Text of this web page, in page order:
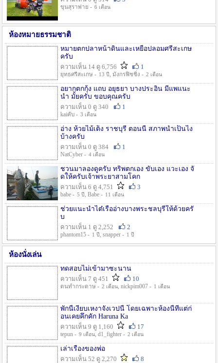
ขุนสุราพ่าย - 6 เดือน
ห้องหมายธรรมชาติ
หมายตกปลาหน้าดินและเหยื่อปลอมศรีสะเกษ
ครับ
ความเห็น 14 ดู 6,756
1
ยุทธศรีสะเกษ - 13 ปี , มังกรฟิชชิ่ง - 2 เดือน
อยากตกกุ้ง แถบ อยุธยา บางประอิน มีแพแนะ
นำ มั้ยครับ ขอบคุณครับ
ความเห็น 0 ดู 340
1
kaiคับ - 3 เดือน
อ่าง ห้วยไม้เต็ง ราชบุรี ตอนนี้ สภาพน้ำเป็นไง
บ้างครับ
ความเห็น 0 ดู 384
1
NatCyber - 4 เดือน
ชวนมาลองดูครับ ทริพตกเอง ขับเอง แวะเอง จั
ดให้ครับเจ้าพระยาสามโคก
ความเห็น 6 ดู 4,751
3
babe - 5 ปี , Babe - 11 เดือน
ช่วยแนะนำไต๋เรืออ่างบางพระชลบุรีให้ด้วยครั
บ
ความเห็น 1 ดู 2,252
2
phantom15 - 1 ปี , snapper - 1 ปี
ห้องนั่งเล่น
ทดสอบไม่เข้ามาซะนาน
ความเห็น 7 ดู 451
10
ตนทำกระดาษ - 2 เดือน, nickpim007 - 1 เดือน
พักนี้เงียบเหงาจังเวปนี้ โดยเฉพาะห้องนี้ที่แต่ก่
อนเคยคึกคัก Haruna Ka
ความเห็น 9 ดู 1,160
17
tepun - 9 เดือน, d1_fighter - 2 เดือน
เล่าเรื่องของพ่อ
ความเห็น 52 ดู 2,270
8